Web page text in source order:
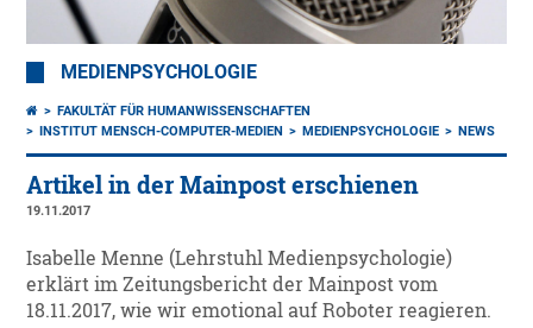
MEDIENPSYCHOLOGIE
FAKULTÄT FÜR HUMANWISSENSCHAFTEN
INSTITUT MENSCH-COMPUTER-MEDIEN
MEDIENPSYCHOLOGIE NEWS
Artikel in der Mainpost erschienen
19.11.2017
Isabelle Menne (Lehrstuhl Medienpsychologie)
erklärt im Zeitungsbericht der Mainpost vom
18.11.2017, wie wir emotional auf Roboter reagieren.